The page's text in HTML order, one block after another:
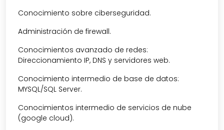
Conocimiento sobre ciberseguridad.
Administración de firewall.
Conocimientos avanzado de redes:
Direccionamiento IP, DNS y servidores web.
Conocimiento intermedio de base de datos:
MYSQL/SQL Server.
Conocimientos intermedio de servicios de nube
(google cloud).